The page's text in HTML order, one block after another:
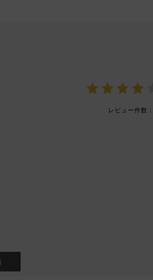
レビュー件数：